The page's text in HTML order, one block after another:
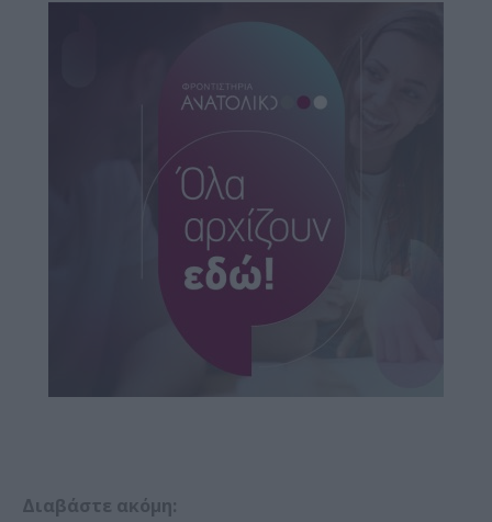
Διαβάστε ακόμη: